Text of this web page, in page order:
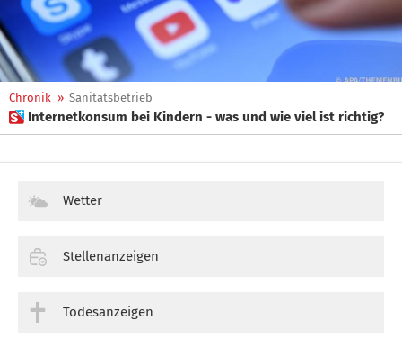
Chronik » Sanitätsbetrieb
 Internetkonsum bei Kindern - was und wie viel ist richtig?
Wetter
Stellenanzeigen
Todesanzeigen